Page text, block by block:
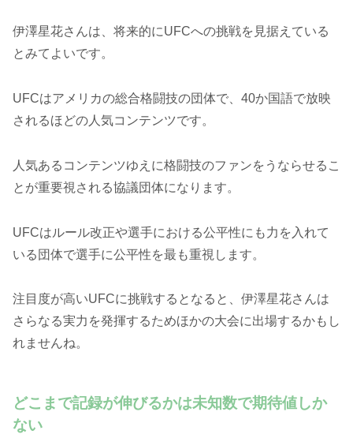
伊澤星花さんは、将来的にUFCへの挑戦を見据えている
とみてよいです。
UFCはアメリカの総合格闘技の団体で、40か国語で放映
されるほどの人気コンテンツです。
人気あるコンテンツゆえに格闘技のファンをうならせるこ
とが重要視される協議団体になります。
UFCはルール改正や選手における公平性にも力を入れて
いる団体で選手に公平性を最も重視します。
注目度が高いUFCに挑戦するとなると、伊澤星花さんは
さらなる実力を発揮するためほかの大会に出場するかもし
れませんね。
どこまで記録が伸びるかは未知数で期待値しか
ない